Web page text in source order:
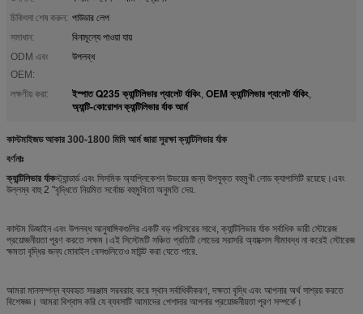
চিকিৎসা শেষ করুন: পাউডার লেপ
সমাধান:
বিনামূল্যে পাওয়া যায়
ODM এবং
OEM:
উপলব্ধ
লক্ষণীয় করা: ইস্পাত Q235 ক্যান্টিলিভার প্যালেট র্যাকিং, OEM ক্যান্টিলিভার প্যালেট র্যাকিং,
অ্যান্টি-কোরোশন ক্যান্টিলিভার র্যাক আর্ম
কাস্টমাইজড আকার 300-1800 মিমি আর্ম জারা সুরক্ষা ক্যান্টিলিভার র্যাক
বর্ণনাঃ
ক্যান্টিলিভার র্যাকস্ট্যান্ডার্ড এবং সিসমিক অ্যাপ্লিকেশন উভয়ের জন্য উপযুক্ত বহুমুখী লোড ক্যাপাসিটি রয়েছে।এবং
উল্লম্ব বাহু 2 "বৃদ্ধিতে নিয়মিত সর্বোচ্চ বহুমুখিতা অনুমতি দেয়.
কাস্টম ডিজাইন এবং উপলব্ধ আনুষাঙ্গিকগুলির একটি বড় পরিসরের সাথে, ক্যান্টিলিভার র্যাক সর্বাধিক ভারী স্টোরেজ
প্রয়োজনীয়তা পূরণ করতে সক্ষম।এই সিস্টেমটি সঞ্চিত প্রতিটি লোডের সরাসরি অ্যাক্সেস সীমাবদ্ধ না করেই স্টোরেজ
ক্ষমতা বৃদ্ধির জন্য মোবাইল বেসগুলিতেও মাউন্ট করা যেতে পারে.
আমরা মানসম্পন্ন ব্যবহৃত সরঞ্জাম সরবরাহ করে স্থান সর্বাধিকীকরণ, দক্ষতা বৃদ্ধি এবং আপনার অর্থ সাশ্রয় করতে
বিশেষজ্ঞ। আমরা বিশ্বাস করি যে ব্যবসাটি আমাদের পেশাদার আপনার প্রয়োজনীয়তা পূরণ সম্পর্কে।